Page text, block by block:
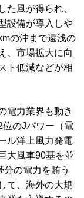
風が得られ、
設備が導入しや
の沖まで遠浅の
、市場拡大に向
ト低減などが相
電力業界も動き
のJパワー（電
ル洋上風力発電
大風車90基を並
の電力を賄う
て、海外の大規